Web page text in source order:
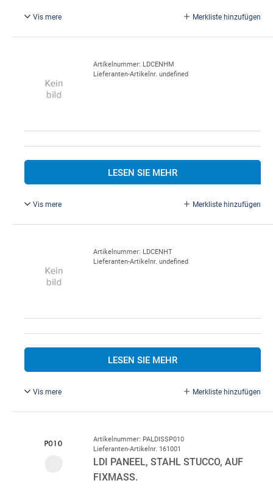
Vis mere Merkliste hinzufügen
Artikelnummer: LDCENHM
Lieferanten-Artikelnr. undefined
LESEN SIE MEHR
Vis mere Merkliste hinzufügen
Artikelnummer: LDCENHT
Lieferanten-Artikelnr. undefined
LESEN SIE MEHR
Vis mere Merkliste hinzufügen
Artikelnummer: PALDISSP010
Lieferanten-Artikelnr. 161001
LDI PANEEL, STAHL STUCCO, AUF
FIXMASS.